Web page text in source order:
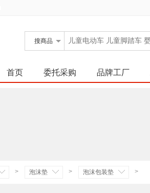
搜商品
首页 委托采购 品牌工厂
> 泡沫垫 > 泡沫包装垫 >